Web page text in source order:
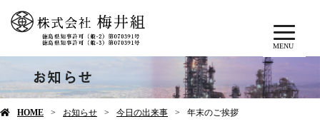
MENU
お知らせ
HOME お知らせ 今日の出来事 年末のご挨拶